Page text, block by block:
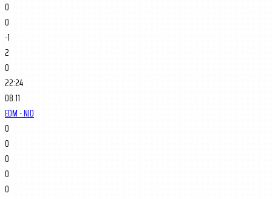
0
0
-1
2
0
22:24
08.11
EDM - NJD
0
0
0
0
0